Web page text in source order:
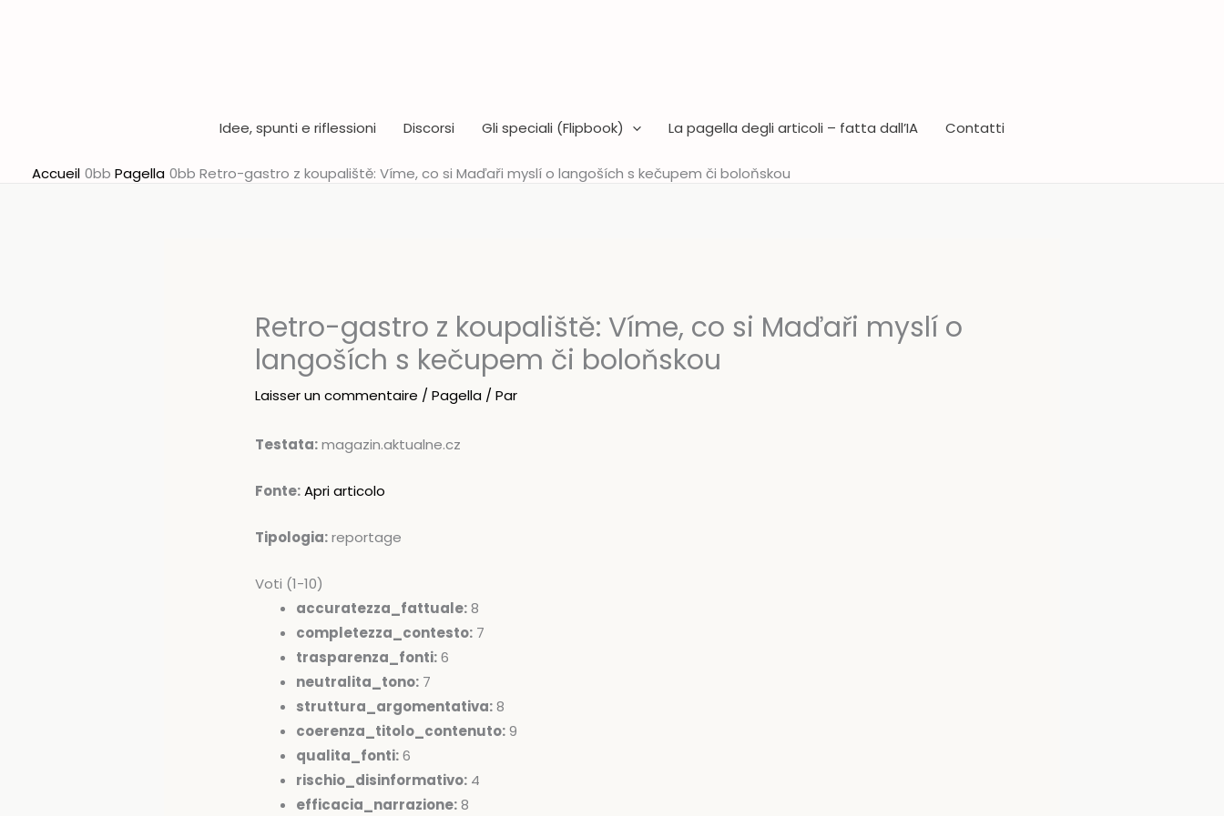
Idee, spunti e riflessioni Discorsi Gli speciali (Flipbook) La pagella degli articoli – fatta dall’IA Contatti
Accueil Pagella Retro-gastro z koupaliště: Víme, co si Maďaři myslí o langoších s kečupem či boloňskou
Retro-gastro z koupaliště: Víme, co si Maďaři myslí o
langoších s kečupem či boloňskou
Laisser un commentaire /Pagella / Par
Testata:magazin.aktualne.cz
Fonte:Apri articolo
Tipologia:reportage
Voti (1-10)
accuratezza_fattuale:8
completezza_contesto: 7
trasparenza_fonti:6
neutralita_tono: 7
struttura_argomentativa:8
coerenza_titolo_contenuto:9
qualita_fonti:6
rischio_disinformativo: 4
efficacia_narrazione:8